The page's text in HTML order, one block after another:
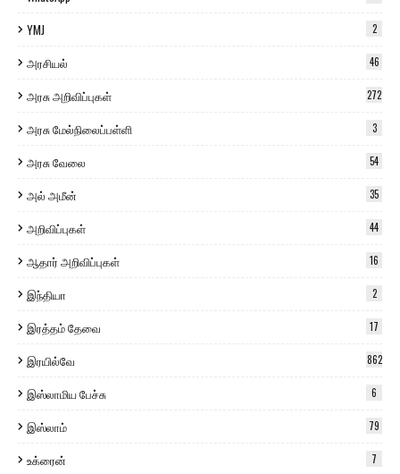
YMJ 2
அரசியல் 46
அரசு அறிவிப்புகள் 272
அரசு மேல்நிலைப்பள்ளி 3
அரசு வேலை 54
அல் அமீன் 35
அறிவிப்புகள் 44
ஆதார் அறிவிப்புகள் 16
இந்தியா 2
இரத்தம் தேவை 17
இரயில்வே 862
இஸ்லாமிய பேச்சு 6
இஸ்லாம் 79
உக்ரைன் 7